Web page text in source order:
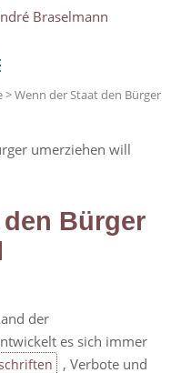
>Wenn der Staat den Bürger
Bürger
der
es sich immer
, Verbote und